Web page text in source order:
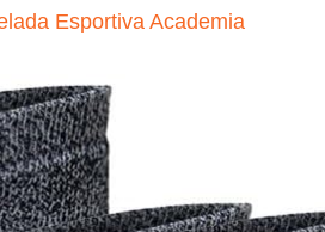
Esportiva Academia